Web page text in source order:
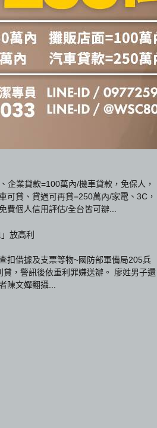
企業貸款=100萬內/機車貸款，免保人，
可貸、貸過可再貸=250萬內/家電、3C，
費個人信用評估/全台皆可辦...
放高利
扣借據及支票等物~國防部軍備局205兵
，警訊後依重利罪嫌送辦。 廖姓男子還
陳文嬋翻攝...